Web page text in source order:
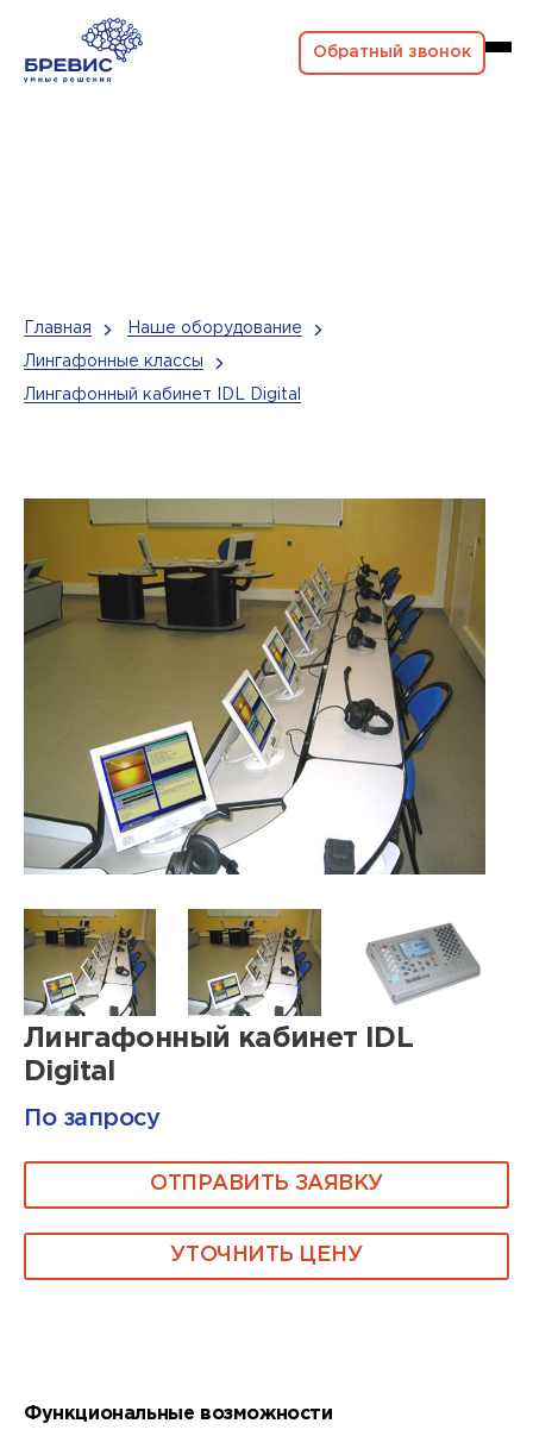
Обратный звонок
Главная Наше оборудование
Лингафонные классы
Лингафонный кабинет IDL Digital
Лингафонный кабинет IDL
Digital
По запросу
ОТПРАВИТЬ ЗАЯВКУ
УТОЧНИТЬ ЦЕНУ
Функциональные возможности